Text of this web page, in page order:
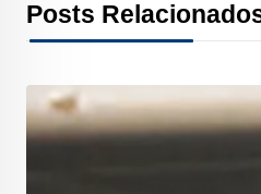
e
o
t
e
k
d
t
r
Posts